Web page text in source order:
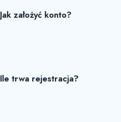
Jak założyć konto?
Ile trwa rejestracja?